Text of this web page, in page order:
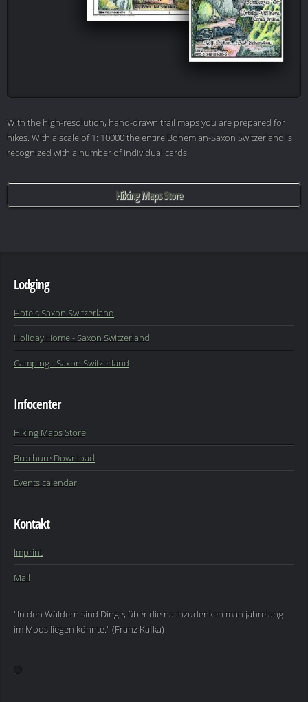
With the high-resolution, hand-drawn trail maps you are prepared for
hikes. With a scale of 1: 10000 the entire Bohemian-Saxon Switzerland is
recognized with a number of individual cards.
Hiking Maps Store
Lodging
Hotels Saxon Switzerland
Holiday Home - Saxon Switzerland
Camping - Saxon Switzerland
Infocenter
Hiking Maps Store
Brochure Download
Events calendar
Kontakt
Imprint
Mail
"In den Wäldern sind Dinge, über die nachzudenken man jahrelang
im Moos liegen könnte." (Franz Kafka)